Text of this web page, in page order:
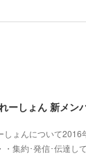
ーしょん 新メン
しょんについて
・集約･発信･伝達し